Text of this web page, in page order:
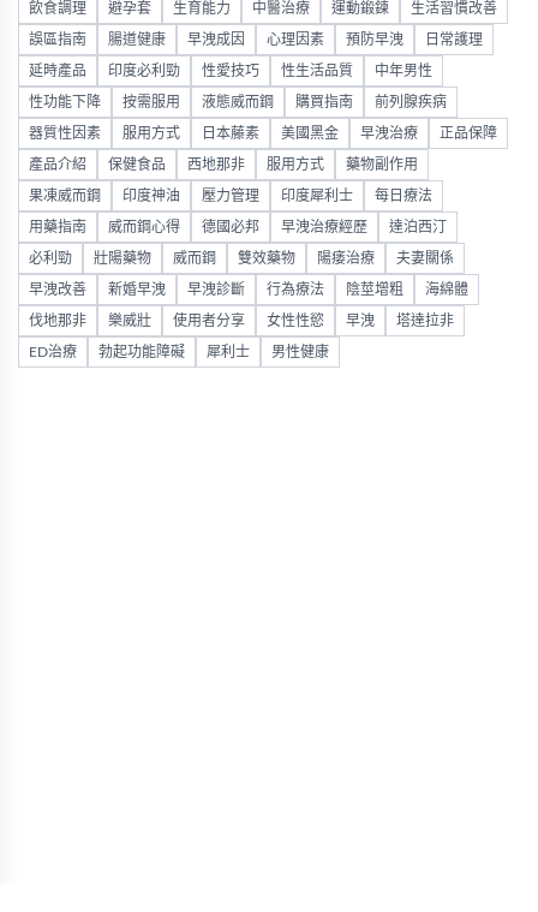
飲食調理 避孕套 生育能力 中醫治療 運動鍛鍊 生活習慣改善
誤區指南 腸道健康 早洩成因 心理因素 預防早洩 日常護理
延時產品 印度必利勁 性愛技巧 性生活品質 中年男性
性功能下降 按需服用 液態威而鋼 購買指南 前列腺疾病
器質性因素 服用方式 日本藤素 美國黑金 早洩治療 正品保障
產品介紹 保健食品 西地那非 服用方式 藥物副作用
果凍威而鋼 印度神油 壓力管理 印度犀利士 每日療法
用藥指南 威而鋼心得 德國必邦 早洩治療經歷 達泊西汀
必利勁 壯陽藥物 威而鋼 雙效藥物 陽痿治療 夫妻關係
早洩改善 新婚早洩 早洩診斷 行為療法 陰莖增粗 海綿體
伐地那非 樂威壯 使用者分享 女性性慾 早洩 塔達拉非
ED治療 勃起功能障礙 犀利士 男性健康